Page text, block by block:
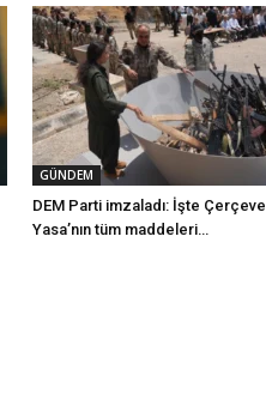
GÜNDEM
DEM Parti imzaladı: İşte Çerçeve
Yasa’nın tüm maddeleri…